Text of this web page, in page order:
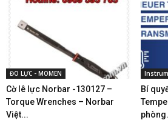
ĐO LỰC - MOMEN
Cờ lê lực Norbar -130127 –
Torque Wrenches – Norbar
Việt...
Bí